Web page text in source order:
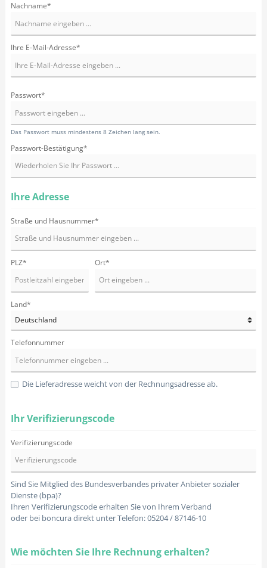
Nachname*
Ihre E-Mail-Adresse*
Passwort*
Das Passwort muss mindestens 8 Zeichen lang sein.
Passwort-Bestätigung*
Ihre Adresse
Straße und Hausnummer*
PLZ* Ort*
Land*
Telefonnummer
Die Lieferadresse weicht von der Rechnungsadresse ab.
Ihr Verifizierungscode
Verifizierungscode
Sind Sie Mitglied des Bundesverbandes privater Anbieter sozialer
Dienste (bpa)?
Ihren Verifizierungscode erhalten Sie von Ihrem Verband
oder bei boncura direkt unter Telefon: 05204 / 87146-10
Wie möchten Sie Ihre Rechnung erhalten?